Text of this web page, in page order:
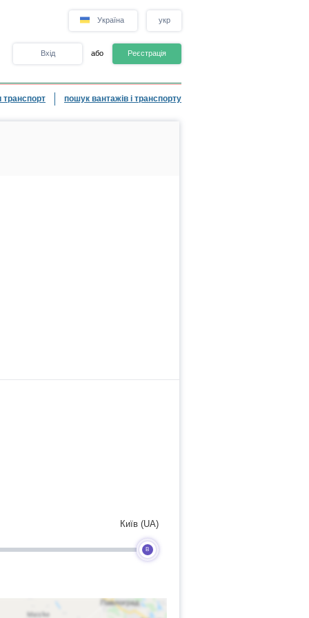
Україна укр
Вхід або Реєстрація
транспорт пошук вантажів і транспорту
B
Київ (UA)